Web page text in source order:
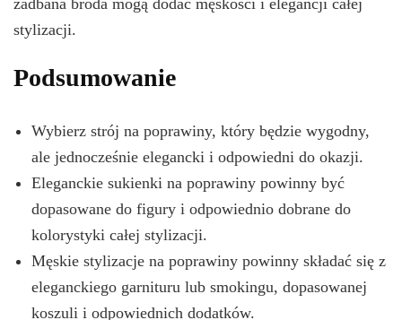
stylizacji.
Podsumowanie
Wybierz strój na poprawiny, który będzie wygodny,
ale jednocześnie elegancki i odpowiedni do okazji.
Eleganckie sukienki na poprawiny powinny być
dopasowane do figury i odpowiednio dobrane do
kolorystyki całej stylizacji.
Męskie stylizacje na poprawiny powinny składać się z
eleganckiego garnituru lub smokingu, dopasowanej
koszuli i odpowiednich dodatków.